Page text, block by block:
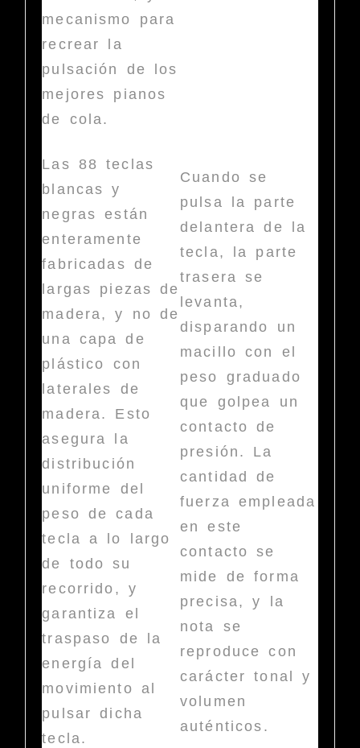
mecanismo para
recrear la
pulsación de los
mejores pianos
de cola.
Las 88 teclas
blancas y
negras están
enteramente
fabricadas de
largas piezas de
madera, y no de
una capa de
plástico con
laterales de
madera. Esto
asegura la
distribución
uniforme del
peso de cada
tecla a lo largo
de todo su
recorrido, y
garantiza el
traspaso de la
energía del
movimiento al
pulsar dicha
tecla.
Cuando se
pulsa la parte
delantera de la
tecla, la parte
trasera se
levanta,
disparando un
macillo con el
peso graduado
que golpea un
contacto de
presión. La
cantidad de
fuerza empleada
en este
contacto se
mide de forma
precisa, y la
nota se
reproduce con
carácter tonal y
volumen
auténticos.